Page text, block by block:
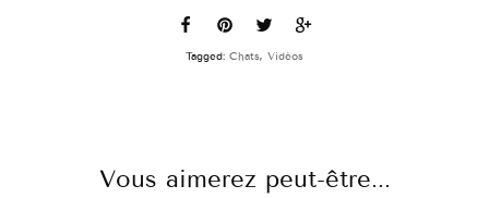
Tagged: Chats, Vidéos
Vous aimerez peut-être...